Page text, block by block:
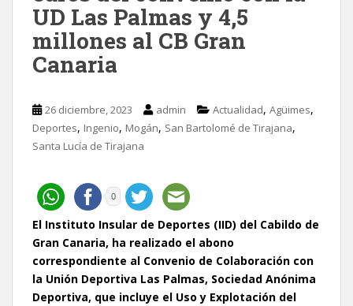
UD Las Palmas y 4,5
millones al CB Gran
Canaria
26 diciembre, 2023 admin Actualidad, Agüimes,
Deportes, Ingenio, Mogán, San Bartolomé de Tirajana,
Santa Lucía de Tirajana
0
El Instituto Insular de Deportes (IID) del Cabildo de
Gran Canaria, ha realizado el abono
correspondiente al Convenio de Colaboración con
la Unión Deportiva Las Palmas, Sociedad Anónima
Deportiva, que incluye el Uso y Explotación del